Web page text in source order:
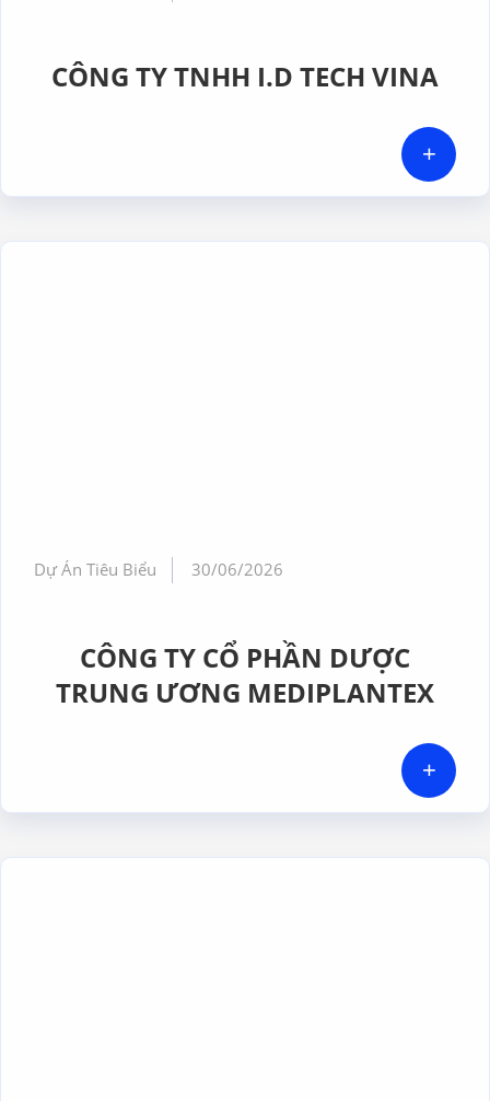
CÔNG TY TNHH I.D TECH VINA
+
Dự Án Tiêu Biểu 30/06/2026
CÔNG TY CỔ PHẦN DƯỢC
TRUNG ƯƠNG MEDIPLANTEX
+